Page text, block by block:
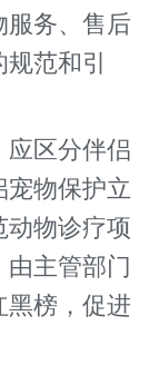
服务、售后
范和引
区分伴侣
宠物保护立
物诊疗项
主管部门
黑榜，促进